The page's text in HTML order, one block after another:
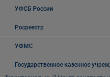
УФСБ России
Росреестр
УФМС
Государственное казенное